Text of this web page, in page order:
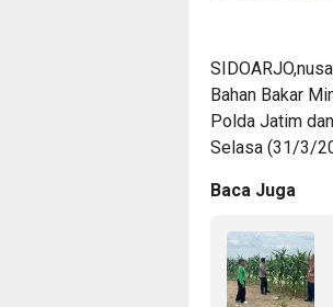
Bahan Bakar
Polda Jatim
Selasa (31/3/
Baca Juga